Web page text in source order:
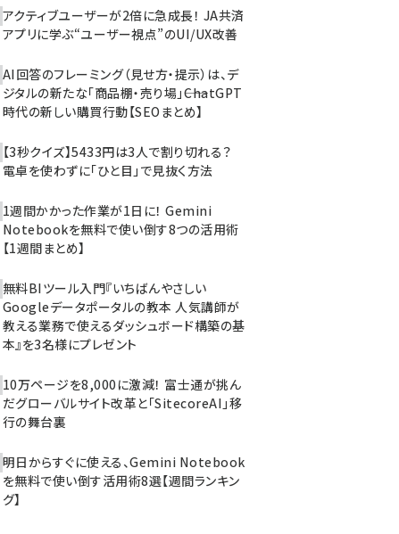
アクティブユーザーが2倍に急成長！ JA共済
アプリに学ぶ“ユーザー視点”のUI/UX改善
AI回答のフレーミング（見せ方・提示）は、デ
ジタルの新たな「商品棚・売り場」――ChatGPT
時代の新しい購買行動【SEOまとめ】
【3秒クイズ】5433円は3人で割り切れる？
電卓を使わずに「ひと目」で見抜く方法
1週間かかった作業が1日に！ Gemini
Notebookを無料で使い倒す8つの活用術
【1週間まとめ】
無料BIツール入門『いちばんやさしい
Googleデータポータルの教本 人気講師が
教える業務で使えるダッシュボード構築の基
本』を3名様にプレゼント
10万ページを8,000に激減！ 富士通が挑ん
だグローバルサイト改革と「SitecoreAI」移
行の舞台裏
明日からすぐに使える、Gemini Notebook
を無料で使い倒す活用術8選【週間ランキン
グ】